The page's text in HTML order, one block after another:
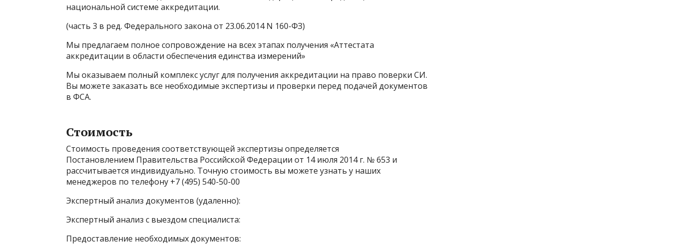
национальной системе аккредитации.
(часть 3 в ред. Федерального закона от 23.06.2014 N 160-ФЗ)
Мы предлагаем полное сопровождение на всех этапах получения «Аттестата
аккредитации в области обеспечения единства измерений»
Мы оказываем полный комплекс услуг для получения аккредитации на право поверки СИ.
Вы можете заказать все необходимые экспертизы и проверки перед подачей документов
в ФСА.
Стоимость
Стоимость проведения соответствующей экспертизы определяется
Постановлением Правительства Российской Федерации от 14 июля 2014 г. № 653 и
рассчитывается индивидуально. Точную стоимость вы можете узнать у наших
менеджеров по телефону +7 (495) 540-50-00
Экспертный анализ документов (удаленно):
Экспертный анализ с выездом специалиста:
Предоставление необходимых документов: